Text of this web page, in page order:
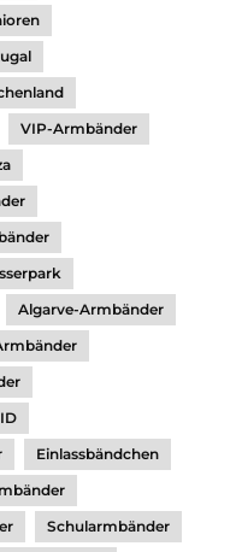
VIP-Armbänder
Algarve-Armbänder
Einlassbändchen
Schularmbänder